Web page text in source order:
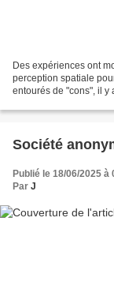
Des expériences ont
perception spatiale
entourés de "cons", il y
Société
Publié le 18/06/2025 à
Par J